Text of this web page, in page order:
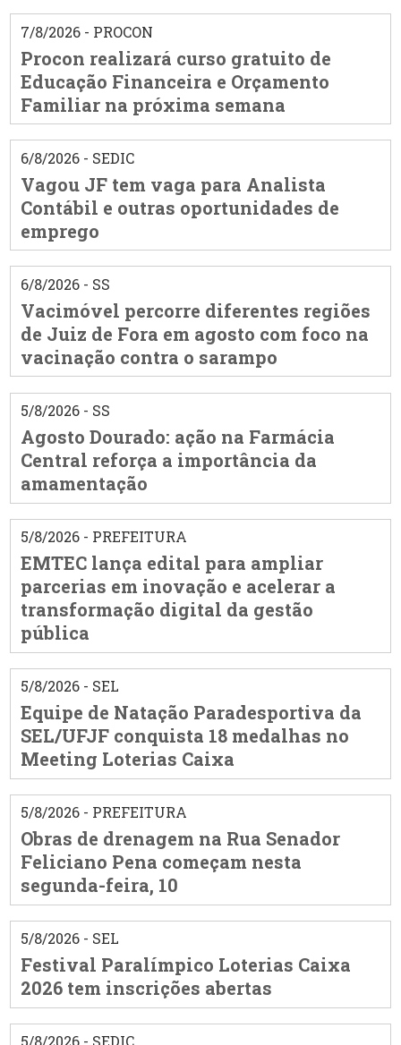
7/8/2026 - PROCON
Procon realizará curso gratuito de
Educação Financeira e Orçamento
Familiar na próxima semana
6/8/2026 - SEDIC
Vagou JF tem vaga para Analista
Contábil e outras oportunidades de
emprego
6/8/2026 - SS
Vacimóvel percorre diferentes regiões
de Juiz de Fora em agosto com foco na
vacinação contra o sarampo
5/8/2026 - SS
Agosto Dourado: ação na Farmácia
Central reforça a importância da
amamentação
5/8/2026 - PREFEITURA
EMTEC lança edital para ampliar
parcerias em inovação e acelerar a
transformação digital da gestão
pública
5/8/2026 - SEL
Equipe de Natação Paradesportiva da
SEL/UFJF conquista 18 medalhas no
Meeting Loterias Caixa
5/8/2026 - PREFEITURA
Obras de drenagem na Rua Senador
Feliciano Pena começam nesta
segunda-feira, 10
5/8/2026 - SEL
Festival Paralímpico Loterias Caixa
2026 tem inscrições abertas
5/8/2026 - SEDIC